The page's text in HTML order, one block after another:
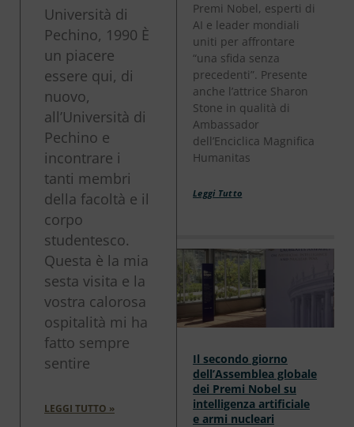
Università di
Pechino, 1990 È
un piacere
essere qui, di
nuovo,
all’Università di
Pechino e
incontrare i
tanti membri
della facoltà e il
corpo
studentesco.
Questa è la mia
sesta visita e la
vostra calorosa
ospitalità mi ha
fatto sempre
sentire
LEGGI TUTTO »
Premi Nobel, esperti di
AI e leader mondiali
uniti per affrontare
“una sfida senza
precedenti”. Presente
anche l’attrice Sharon
Stone in qualità di
Ambassador
dell’Enciclica Magnifica
Humanitas
Leggi Tutto
Il secondo giorno
dell’Assemblea globale
dei Premi Nobel su
intelligenza artificiale
e armi nucleari